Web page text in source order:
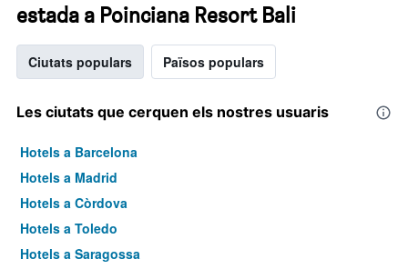
estada a Poinciana Resort Bali
Ciutats populars Països populars
Les ciutats que cerquen els nostres usuaris
Hotels a Barcelona
Hotels a Madrid
Hotels a Còrdova
Hotels a Toledo
Hotels a Saragossa